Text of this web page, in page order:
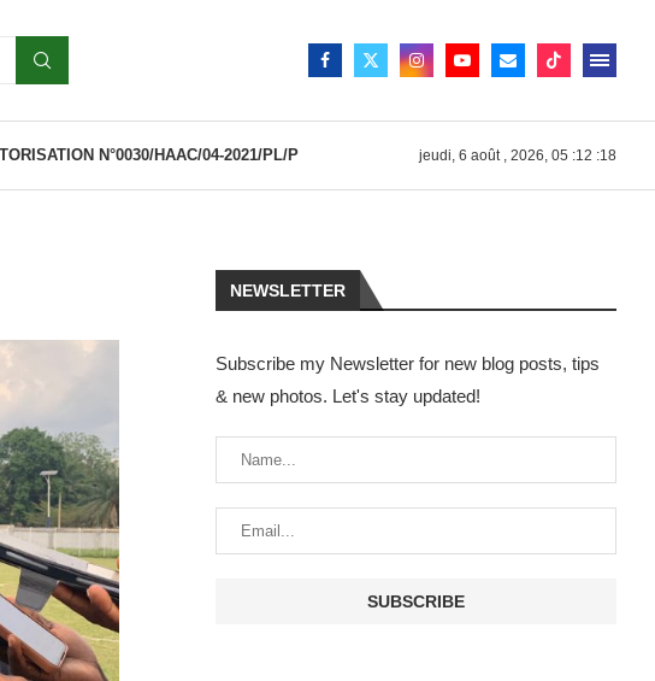
N°0030/HAAC/04-2021/PL/P jeudi, 6 août , 2026, 05 :12 :18
NEWSLETTER
Subscribe my Newsletter for new blog posts, tips
& new photos. Let's stay updated!